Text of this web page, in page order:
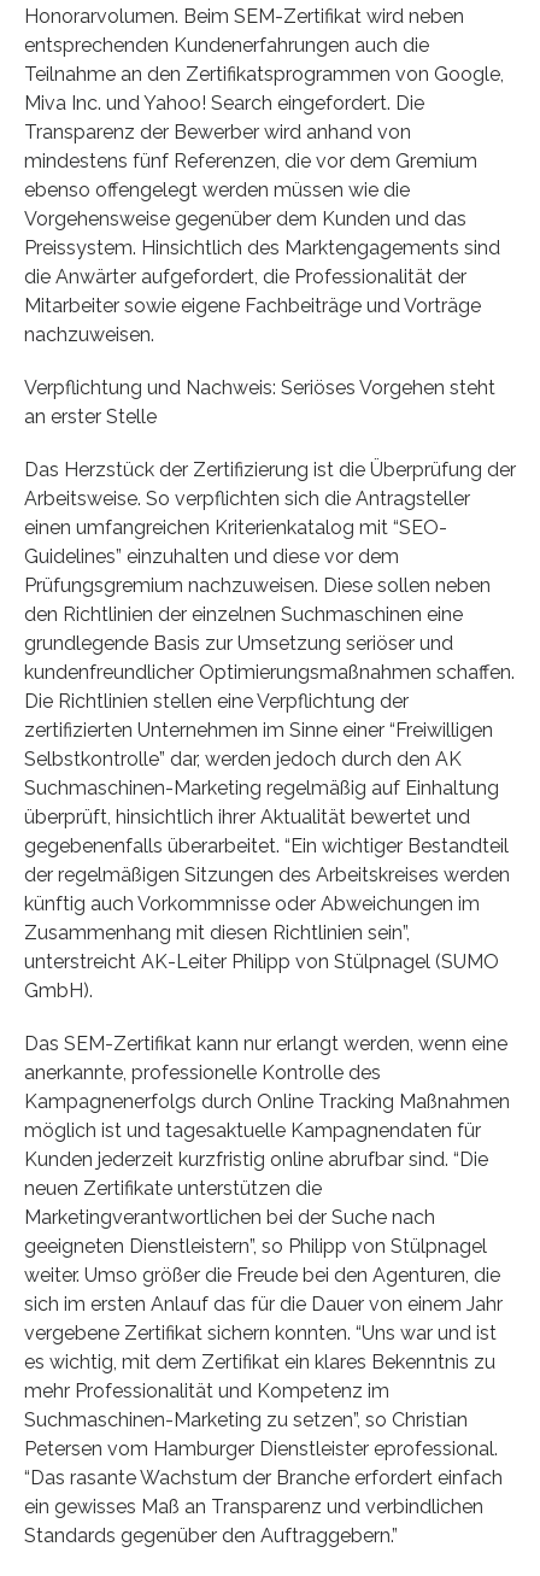
Honorarvolumen. Beim SEM-Zertifikat wird neben
entsprechenden Kundenerfahrungen auch die
Teilnahme an den Zertifikatsprogrammen von Google,
Miva Inc. und Yahoo! Search eingefordert. Die
Transparenz der Bewerber wird anhand von
mindestens fünf Referenzen, die vor dem Gremium
ebenso offengelegt werden müssen wie die
Vorgehensweise gegenüber dem Kunden und das
Preissystem. Hinsichtlich des Marktengagements sind
die Anwärter aufgefordert, die Professionalität der
Mitarbeiter sowie eigene Fachbeiträge und Vorträge
nachzuweisen.
Verpflichtung und Nachweis: Seriöses Vorgehen steht
an erster Stelle
Das Herzstück der Zertifizierung ist die Überprüfung der
Arbeitsweise. So verpflichten sich die Antragsteller
einen umfangreichen Kriterienkatalog mit “SEO-
Guidelines” einzuhalten und diese vor dem
Prüfungsgremium nachzuweisen. Diese sollen neben
den Richtlinien der einzelnen Suchmaschinen eine
grundlegende Basis zur Umsetzung seriöser und
kundenfreundlicher Optimierungsmaßnahmen schaffen.
Die Richtlinien stellen eine Verpflichtung der
zertifizierten Unternehmen im Sinne einer “Freiwilligen
Selbstkontrolle” dar, werden jedoch durch den AK
Suchmaschinen-Marketing regelmäßig auf Einhaltung
überprüft, hinsichtlich ihrer Aktualität bewertet und
gegebenenfalls überarbeitet. “Ein wichtiger Bestandteil
der regelmäßigen Sitzungen des Arbeitskreises werden
künftig auch Vorkommnisse oder Abweichungen im
Zusammenhang mit diesen Richtlinien sein”,
unterstreicht AK-Leiter Philipp von Stülpnagel (SUMO
GmbH).
Das SEM-Zertifikat kann nur erlangt werden, wenn eine
anerkannte, professionelle Kontrolle des
Kampagnenerfolgs durch Online Tracking Maßnahmen
möglich ist und tagesaktuelle Kampagnendaten für
Kunden jederzeit kurzfristig online abrufbar sind. “Die
neuen Zertifikate unterstützen die
Marketingverantwortlichen bei der Suche nach
geeigneten Dienstleistern”, so Philipp von Stülpnagel
weiter. Umso größer die Freude bei den Agenturen, die
sich im ersten Anlauf das für die Dauer von einem Jahr
vergebene Zertifikat sichern konnten. “Uns war und ist
es wichtig, mit dem Zertifikat ein klares Bekenntnis zu
mehr Professionalität und Kompetenz im
Suchmaschinen-Marketing zu setzen”, so Christian
Petersen vom Hamburger Dienstleister eprofessional.
“Das rasante Wachstum der Branche erfordert einfach
ein gewisses Maß an Transparenz und verbindlichen
Standards gegenüber den Auftraggebern.”